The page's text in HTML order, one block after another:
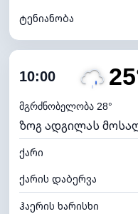
ტენიანობა
ღრუბლიანობა
ნამის წერტილი
ხილვადობა
განათების ინდექსი
ღრუბლის სიმაღლე
10:00
მგრძნობელობა 28°
ზოგ ადგილას
ქარი
ქარის დაბერვა
ჰაერის ხარისხი